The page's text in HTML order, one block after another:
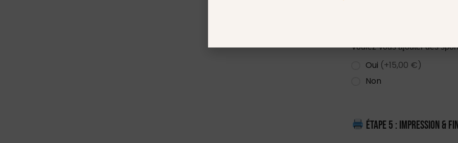
Étape 4 : Ajoutez vos
Voulez-vous ajouter des
Oui (+15,00 €)
Non
Étape 5 : Impression &